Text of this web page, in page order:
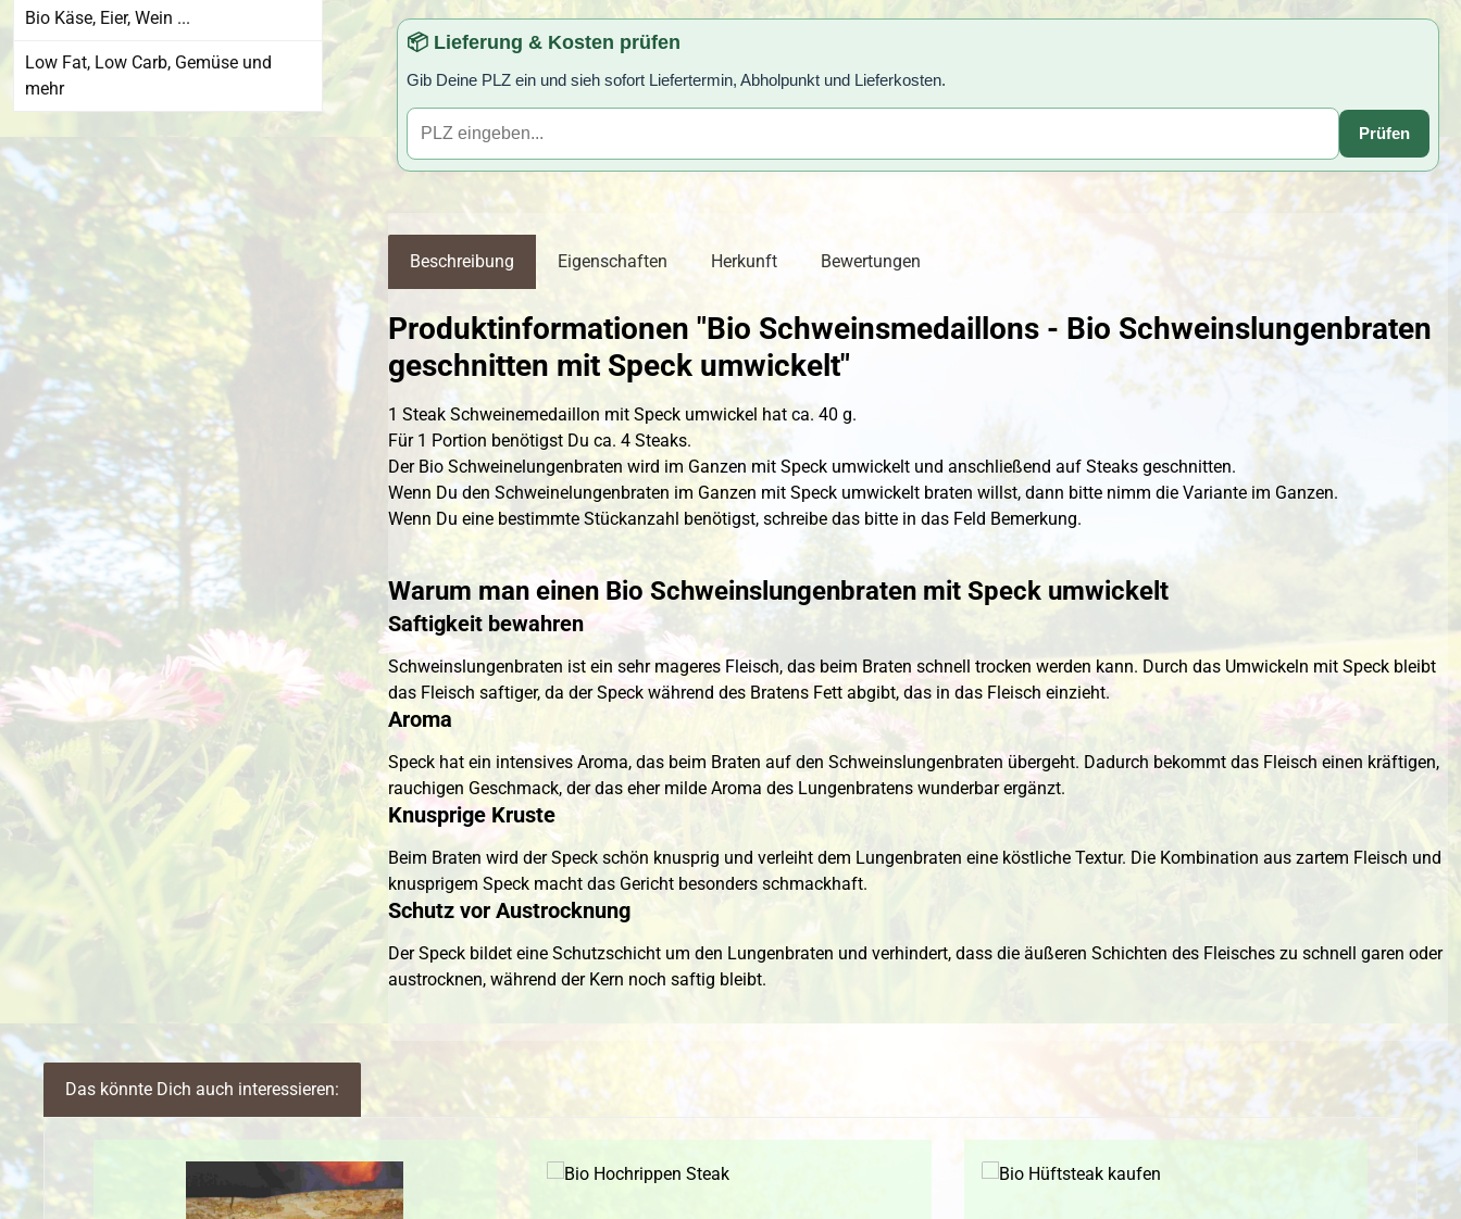
Bio Käse, Eier, Wein ...
Low Fat, Low Carb, Gemüse und
mehr
📦 Lieferung & Kosten prüfen
Gib Deine PLZ ein und sieh sofort Liefertermin, Abholpunkt und Lieferkosten.
Prüfen
Beschreibung Eigenschaften Herkunft Bewertungen
Produktinformationen "Bio Schweinsmedaillons - Bio Schweinslungenbraten
geschnitten mit Speck umwickelt"
1 Steak Schweinemedaillon mit Speck umwickel hat ca. 40 g.
Für 1 Portion benötigst Du ca. 4 Steaks.
Der Bio Schweinelungenbraten wird im Ganzen mit Speck umwickelt und anschließend auf Steaks geschnitten.
Wenn Du den Schweinelungenbraten im Ganzen mit Speck umwickelt braten willst, dann bitte nimm die Variante im Ganzen.
Wenn Du eine bestimmte Stückanzahl benötigst, schreibe das bitte in das Feld Bemerkung.
Warum man einen Bio Schweinslungenbraten mit Speck umwickelt
Saftigkeit bewahren
Schweinslungenbraten ist ein sehr mageres Fleisch, das beim Braten schnell trocken werden kann. Durch das Umwickeln mit Speck bleibt
das Fleisch saftiger, da der Speck während des Bratens Fett abgibt, das in das Fleisch einzieht.
Aroma
Speck hat ein intensives Aroma, das beim Braten auf den Schweinslungenbraten übergeht. Dadurch bekommt das Fleisch einen kräftigen,
rauchigen Geschmack, der das eher milde Aroma des Lungenbratens wunderbar ergänzt.
Knusprige Kruste
Beim Braten wird der Speck schön knusprig und verleiht dem Lungenbraten eine köstliche Textur. Die Kombination aus zartem Fleisch und
knusprigem Speck macht das Gericht besonders schmackhaft.
Schutz vor Austrocknung
Der Speck bildet eine Schutzschicht um den Lungenbraten und verhindert, dass die äußeren Schichten des Fleisches zu schnell garen oder
austrocknen, während der Kern noch saftig bleibt.
Das könnte Dich auch interessieren: